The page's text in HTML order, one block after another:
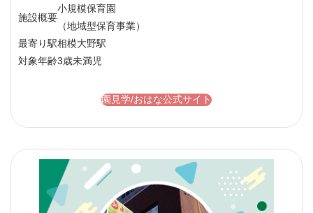
施設概要
小規模保育園
（地域型保育事業）
最寄り駅相模大野駅
対象年齢3歳未満児
園見学/おはな公式サイト